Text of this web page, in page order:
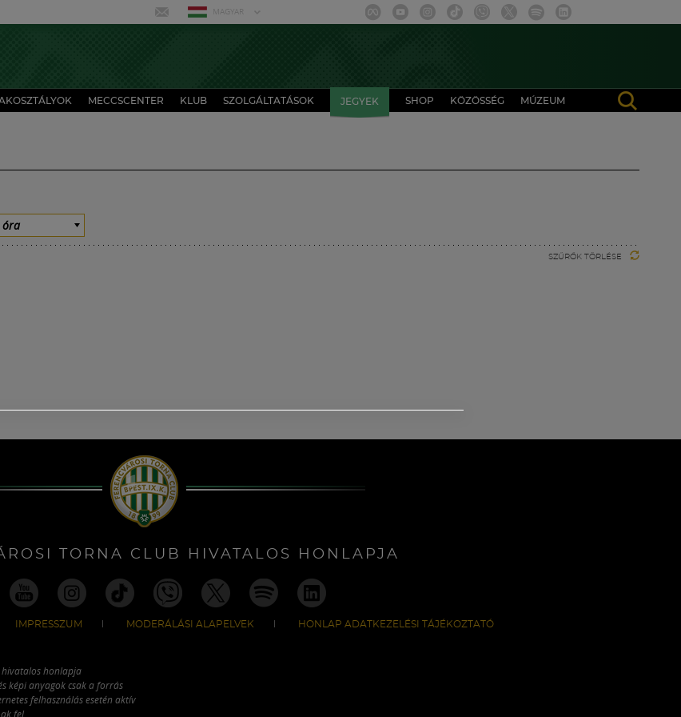
MAGYAR
MECCSCENTER KLUB SZOLGÁLTATÁSOK JEGYEK SHOP KÖZÖSSÉG MÚZEUM
óra
SZŰRŐK TÖRLÉSE
TORNA CLUB HIVATALOS HONLAPJA
IMPRESSZUM MODERÁLÁSI ALAPELVEK HONLAP ADATKEZELÉSI TÁJÉKOZTATÓ
hivatalos honlapja
képi anyagok csak a forrás
felhasználás esetén aktív
fel.